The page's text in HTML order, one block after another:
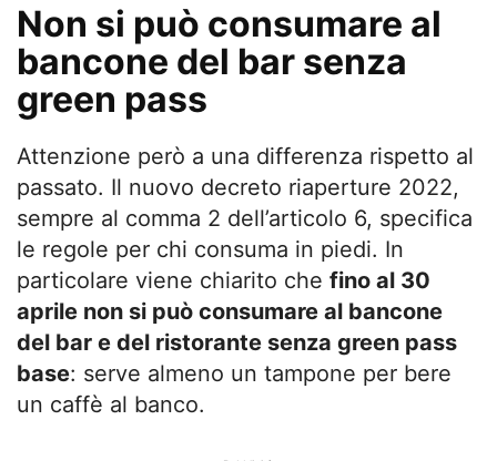
Non si può consumare al
bancone del bar senza
green pass
Attenzione però a una differenza rispetto al
passato. Il nuovo decreto riaperture 2022,
sempre al comma 2 dell’articolo 6, specifica
le regole per chi consuma in piedi. In
particolare viene chiarito che fino al 30
aprile non si può consumare al bancone
del bar e del ristorante senza green pass
base: serve almeno un tampone per bere
un caffè al banco.